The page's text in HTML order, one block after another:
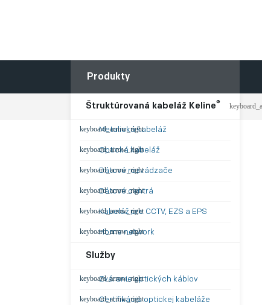
Produkty
Štruktúrovaná kabeláž Keline®
Metalická kabeláž
Optická kabeláž
Dátové rozvádzače
Dátové centrá
Kabeláž pre CCTV, EZS a EPS
Home network
Služby
Zváranie optických káblov
Certifikácia optickej kabeláže